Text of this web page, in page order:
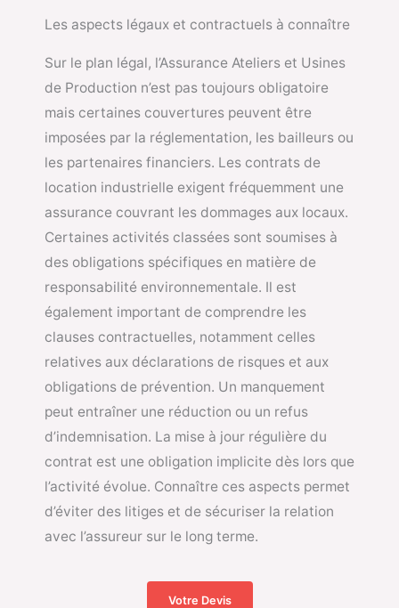
Les aspects légaux et contractuels à connaître
Sur le plan légal, l’Assurance Ateliers et Usines
de Production n’est pas toujours obligatoire
mais certaines couvertures peuvent être
imposées par la réglementation, les bailleurs ou
les partenaires financiers. Les contrats de
location industrielle exigent fréquemment une
assurance couvrant les dommages aux locaux.
Certaines activités classées sont soumises à
des obligations spécifiques en matière de
responsabilité environnementale. Il est
également important de comprendre les
clauses contractuelles, notamment celles
relatives aux déclarations de risques et aux
obligations de prévention. Un manquement
peut entraîner une réduction ou un refus
d’indemnisation. La mise à jour régulière du
contrat est une obligation implicite dès lors que
l’activité évolue. Connaître ces aspects permet
d’éviter des litiges et de sécuriser la relation
avec l’assureur sur le long terme.
Votre Devis